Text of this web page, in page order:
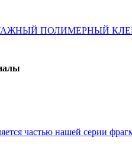
ПОЛИМЕРНЫЙ
частью нашей серии